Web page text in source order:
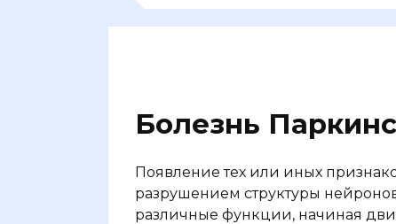
Болезнь
Появление тех или иных
разрушением структуры
различные функции, начиная